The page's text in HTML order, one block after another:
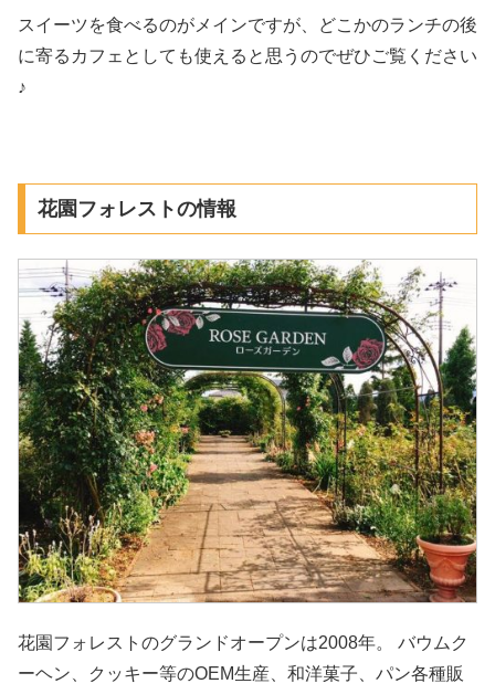
スイーツを食べるのがメインですが、どこかのランチの後
に寄るカフェとしても使えると思うのでぜひご覧ください
♪
花園フォレストの情報
花園フォレストのグランドオープンは2008年。 バウムク
ーヘン、クッキー等のOEM生産、和洋菓子、パン各種販